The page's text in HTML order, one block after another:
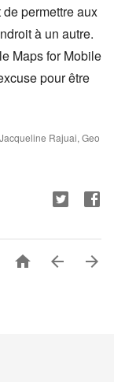
permettre aux
à un autre.
Maps for Mobile
pour être
Rajuai, Geo
  